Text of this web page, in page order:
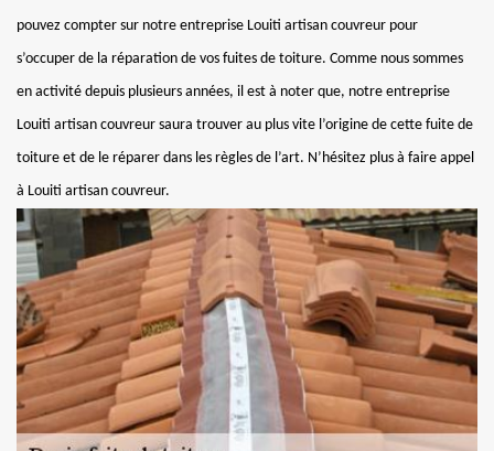
pouvez compter sur notre entreprise Louiti artisan couvreur pour
s’occuper de la réparation de vos fuites de toiture. Comme nous sommes
en activité depuis plusieurs années, il est à noter que, notre entreprise
Louiti artisan couvreur saura trouver au plus vite l’origine de cette fuite de
toiture et de le réparer dans les règles de l’art. N’hésitez plus à faire appel
à Louiti artisan couvreur.